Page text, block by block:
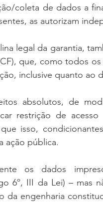
coleta de dados a
as autorizam
legal da garantia,
CF), que, como todos
inclusive quanto ao
absolutos, de
restrição de
isso,
ação pública.
os dados
6º, III da Lei) – mas
da engenharia